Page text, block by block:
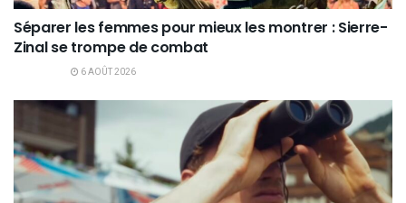
Séparer les femmes pour mieux les montrer : Sierre-
Zinal se trompe de combat
6 AOÛT 2026